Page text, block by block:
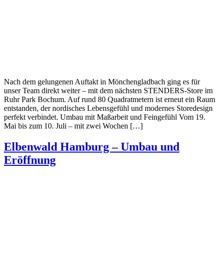
Nach dem gelungenen Auftakt in Mönchengladbach ging es für
unser Team direkt weiter – mit dem nächsten STENDERS-Store im
Ruhr Park Bochum. Auf rund 80 Quadratmetern ist erneut ein Raum
entstanden, der nordisches Lebensgefühl und modernes Storedesign
perfekt verbindet. Umbau mit Maßarbeit und Feingefühl Vom 19.
Mai bis zum 10. Juli – mit zwei Wochen […]
Elbenwald Hamburg – Umbau und
Eröffnung